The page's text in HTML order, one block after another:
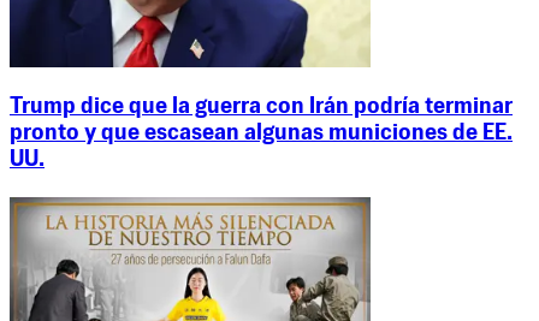
Trump dice que la guerra con Irán podría terminar
pronto y que escasean algunas municiones de EE.
UU.